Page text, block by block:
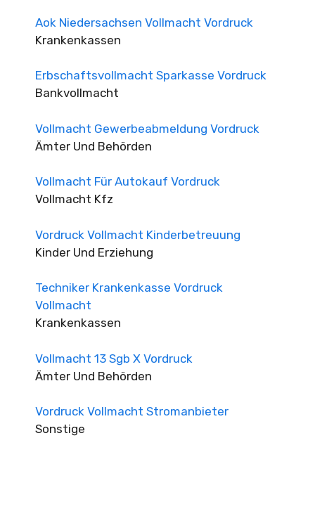
Aok Niedersachsen Vollmacht Vordruck
Krankenkassen
Erbschaftsvollmacht Sparkasse Vordruck
Bankvollmacht
Vollmacht Gewerbeabmeldung Vordruck
Ämter Und Behörden
Vollmacht Für Autokauf Vordruck
Vollmacht Kfz
Vordruck Vollmacht Kinderbetreuung
Kinder Und Erziehung
Techniker Krankenkasse Vordruck
Vollmacht
Krankenkassen
Vollmacht 13 Sgb X Vordruck
Ämter Und Behörden
Vordruck Vollmacht Stromanbieter
Sonstige